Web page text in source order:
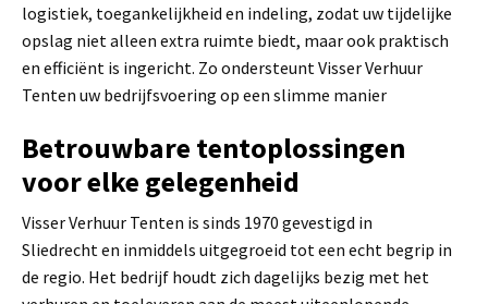
logistiek, toegankelijkheid en indeling, zodat uw tijdelijke
opslag niet alleen extra ruimte biedt, maar ook praktisch
en efficiënt is ingericht. Zo ondersteunt Visser Verhuur
Tenten uw bedrijfsvoering op een slimme manier
Betrouwbare tentoplossingen
voor elke gelegenheid
Visser Verhuur Tenten is sinds 1970 gevestigd in
Sliedrecht en inmiddels uitgegroeid tot een echt begrip in
de regio. Het bedrijf houdt zich dagelijks bezig met het